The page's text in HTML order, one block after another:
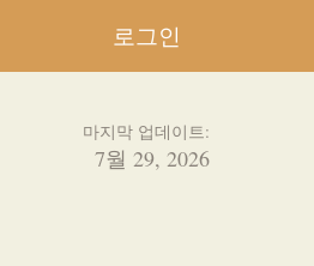
로그인
마지막 업데이트:
7월 29, 2026